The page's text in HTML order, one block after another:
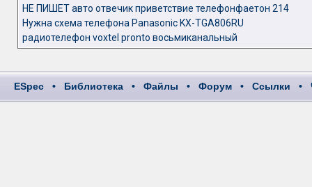
НЕ ПИШЕТ авто отвечик приветствие телефонфаетон 214
Нужна схема телефона Panasonic KX-TGA806RU
радиотелефон voxtel pronto восьмиканальный
ESpec • Библиотека • Файлы • Форум • Ссылки •